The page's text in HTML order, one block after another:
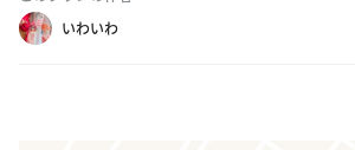
いわいわ